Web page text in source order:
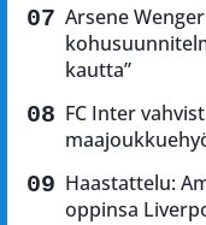
Arsene
kautta”
FC Inter
Haastattelu:
oppinsa